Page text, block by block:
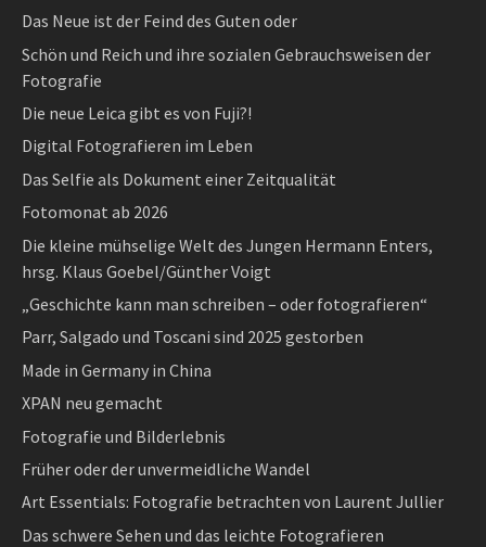
Das Neue ist der Feind des Guten oder
Schön und Reich und ihre sozialen Gebrauchsweisen der
Fotografie
Die neue Leica gibt es von Fuji?!
Digital Fotografieren im Leben
Das Selfie als Dokument einer Zeitqualität
Fotomonat ab 2026
Die kleine mühselige Welt des Jungen Hermann Enters,
hrsg. Klaus Goebel/Günther Voigt
„Geschichte kann man schreiben – oder fotografieren“
Parr, Salgado und Toscani sind 2025 gestorben
Made in Germany in China
XPAN neu gemacht
Fotografie und Bilderlebnis
Früher oder der unvermeidliche Wandel
Art Essentials: Fotografie betrachten von Laurent Jullier
Das schwere Sehen und das leichte Fotografieren